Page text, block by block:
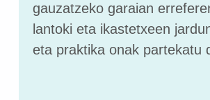
gauzatzeko garaian
lantoki eta ikastetxeen
eta praktika onak partekatu